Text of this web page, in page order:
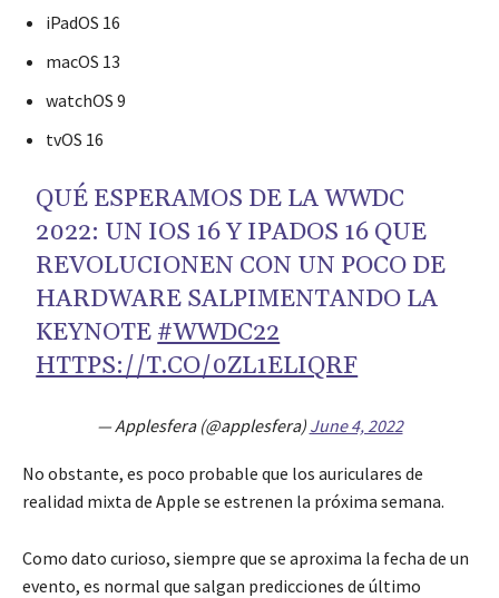
iPadOS 16
macOS 13
watchOS 9
tvOS 16
QUÉ ESPERAMOS DE LA WWDC
2022: UN IOS 16 Y IPADOS 16 QUE
REVOLUCIONEN CON UN POCO DE
HARDWARE SALPIMENTANDO LA
KEYNOTE #WWDC22
HTTPS://T.CO/0ZL1ELIQRF
— Applesfera (@applesfera) June 4, 2022
No obstante, es poco probable que los auriculares de
realidad mixta de Apple se estrenen la próxima semana.
Como dato curioso, siempre que se aproxima la fecha de un
evento, es normal que salgan predicciones de último